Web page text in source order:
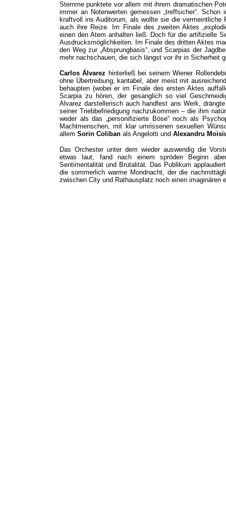
Stemme punktete vor allem mit ihrem dramatischen
immer an Notenwerten gemessen „treffsicher“.
kraftvoll ins Auditorum, als wollte sie die
auch ihre Reize. Im Finale des zweiten Aktes
einen den Atem anhalten ließ. Doch für die artifizielle
Ausdrucksmöglichkeiten. Im Finale des dritten Aktes
den Weg zur „Absprungbasis“, und Scarpias der
mehr nachschauen, die sich längst vor ihr in Sicherheit
Carlos Álvarez hinterließ bei seinem Wiener
ohne Übertreibung, kantabel, aber meist mit
behaupten (wobei er im Finale des ersten Aktes
Scarpia zu hören, der gesanglich so viel
Alvarez darstellerisch auch handfest ans Werk,
seiner Triebbefriedigung nachzukommen – die ihm
weder als das „personifizierte Böse“ noch als
Machtmenschen, mit klar umrissenen sexuellen
allem Sorin Coliban als Angelotti und Alexandru
Das Orchester unter dem wieder auswendig die
etwas laut, fand nach einem spröden Beginn
Sentimentalität und Brutalität. Das Publikum
die sommerlich warme Mondnacht, der die
zwischen City und Rathausplatz noch einen imaginären